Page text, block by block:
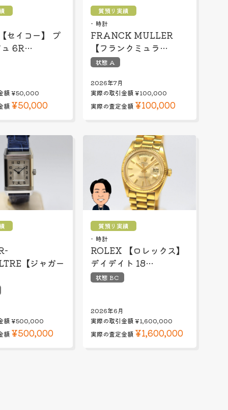
セイコー】 プ
ュ 6R…
額¥50,000
額 ¥50,000
質預り実績
時計
FRANCK MULLER
【フランクミュラ…
状態 A
2026年7月
実際の取引金額 ¥100,000
実際の査定金額 ¥100,000
【ジャガー
額¥500,000
額 ¥500,000
質預り実績
時計
ROLEX 【ロレックス】
デイデイト 18…
状態 BC
2026年6月
実際の取引金額 ¥1,600,000
実際の査定金額 ¥1,600,000